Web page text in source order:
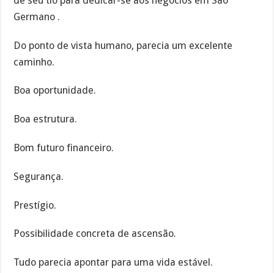
Germano .
Do ponto de vista humano, parecia um excelente
caminho.
Boa oportunidade.
Boa estrutura.
Bom futuro financeiro.
Segurança.
Prestígio.
Possibilidade concreta de ascensão.
Tudo parecia apontar para uma vida estável.